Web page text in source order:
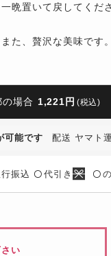
晩置いて戻してく
た、贅沢な美味です
場合 1,221円 (税込)
可能です 配送 ヤマト
振込 〇 代引き 〇
い